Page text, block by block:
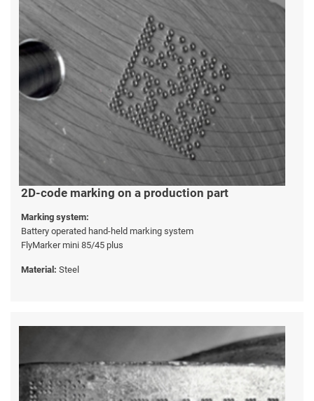
2D-code marking on a production part
Marking system:
Battery operated hand-held marking system
FlyMarker mini 85/45 plus
Material: Steel